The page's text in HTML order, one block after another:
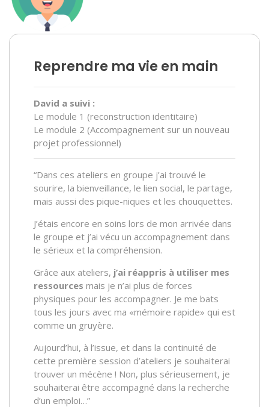
Reprendre ma vie en main
David a suivi :
Le module 1 (reconstruction identitaire)
Le module 2 (Accompagnement sur un nouveau
projet professionnel)
“Dans ces ateliers en groupe j’ai trouvé le
sourire, la bienveillance, le lien social, le partage,
mais aussi des pique-niques et les chouquettes.
J’étais encore en soins lors de mon arrivée dans
le groupe et j’ai vécu un accompagnement dans
le sérieux et la compréhension.
Grâce aux ateliers, j’ai réappris à utiliser mes
ressources mais je n’ai plus de forces
physiques pour les accompagner. Je me bats
tous les jours avec ma «mémoire rapide» qui est
comme un gruyère.
Aujourd’hui, à l’issue, et dans la continuité de
cette première session d’ateliers je souhaiterai
trouver un mécène ! Non, plus sérieusement, je
souhaiterai être accompagné dans la recherche
d’un emploi…”